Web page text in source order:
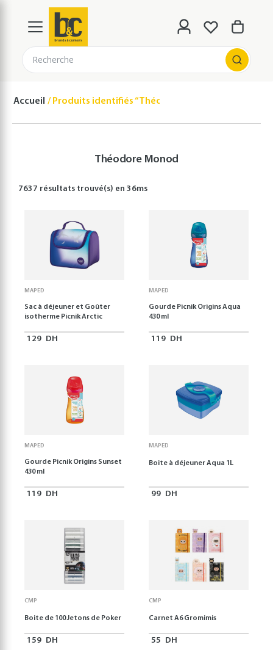
Recherche
Accueil Produits identifiés “Théodore Monod”
Théodore Monod
7637 résultats trouvé(s) en36ms
MAPED
Sac à déjeuner et Goûter
isotherme Picnik Arctic
129 DH
MAPED
Gourde Picnik Origins Aqua
430 ml
119 DH
MAPED
Gourde Picnik Origins Sunset
430 ml
119 DH
MAPED
Boite à déjeuner Aqua 1L
99 DH
CMP
Boite de 100 Jetons de Poker
159 DH
CMP
Carnet A6 Gromimis
55 DH